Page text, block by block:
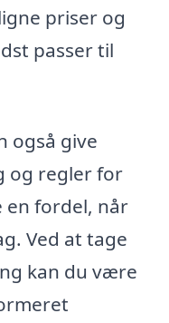
priser og
passer til
også give
og regler for
fordel, når
Ved at tage
kan du være